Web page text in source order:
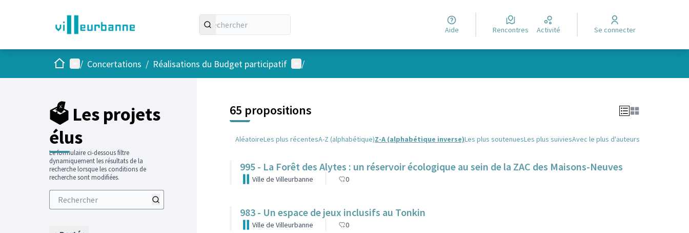
Aide Rencontres Activité Se connecter
AccueilMenu principal
/ Concertations / Réalisations du Budget participatif Menu utilisateur
/
🗳️ Les projets
élus
Le formulaire ci-dessous filtre
dynamiquement les résultats de la
recherche lorsque les conditions de
recherche sont modifiées.
65 propositions
AléatoireLes plus récentesA-Z (alphabétique)Z-A (alphabétique inverse)Les plus soutenuesLes plus suiviesAvec le plus d'auteurs
995 - La Forêt des Alytes : un réservoir écologique au sein de la ZAC des Maisons-Neuves
Ville de Villeurbanne 0
983 - Un espace de jeux inclusifs au Tonkin
Ville de Villeurbanne 0